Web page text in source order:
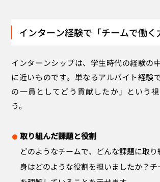
インターン経験で「チームで働く
インターンシップは、学生時代の経験の
に近いものです。単なるアルバイト経験
の一員としてどう貢献したか」という
う。
取り組んだ課題と役割
どのようなチームで、どんな課題に取り
身はどのような役割を担いましたか？